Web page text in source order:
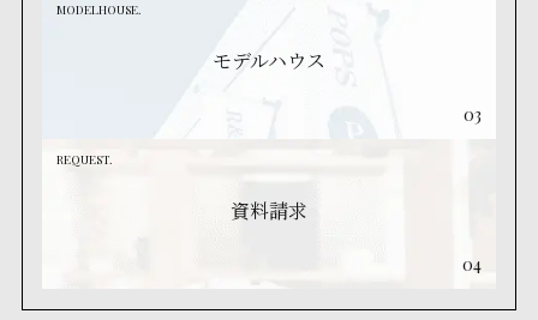
MODELHOUSE.
モデルハウス
03
REQUEST.
資料請求
04